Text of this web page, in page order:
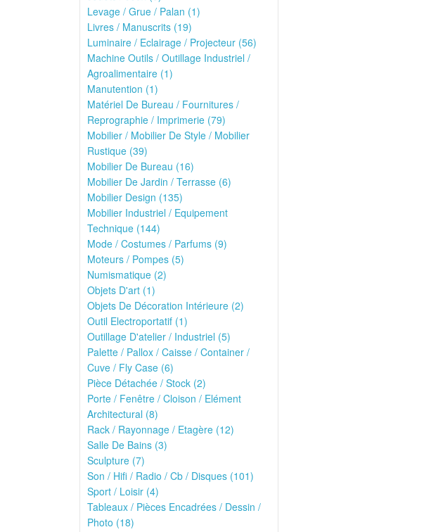
Levage / Grue / Palan (1)
Livres / Manuscrits (19)
Luminaire / Eclairage / Projecteur (56)
Machine Outils / Outillage Industriel /
Agroalimentaire (1)
Manutention (1)
Matériel De Bureau / Fournitures /
Reprographie / Imprimerie (79)
Mobilier / Mobilier De Style / Mobilier
Rustique (39)
Mobilier De Bureau (16)
Mobilier De Jardin / Terrasse (6)
Mobilier Design (135)
Mobilier Industriel / Equipement
Technique (144)
Mode / Costumes / Parfums (9)
Moteurs / Pompes (5)
Numismatique (2)
Objets D'art (1)
Objets De Décoration Intérieure (2)
Outil Electroportatif (1)
Outillage D'atelier / Industriel (5)
Palette / Pallox / Caisse / Container /
Cuve / Fly Case (6)
Pièce Détachée / Stock (2)
Porte / Fenêtre / Cloison / Elément
Architectural (8)
Rack / Rayonnage / Etagère (12)
Salle De Bains (3)
Sculpture (7)
Son / Hifi / Radio / Cb / Disques (101)
Sport / Loisir (4)
Tableaux / Pièces Encadrées / Dessin /
Photo (18)